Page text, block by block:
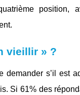
position,
vieillir » ?
s’il est
Si 61% des